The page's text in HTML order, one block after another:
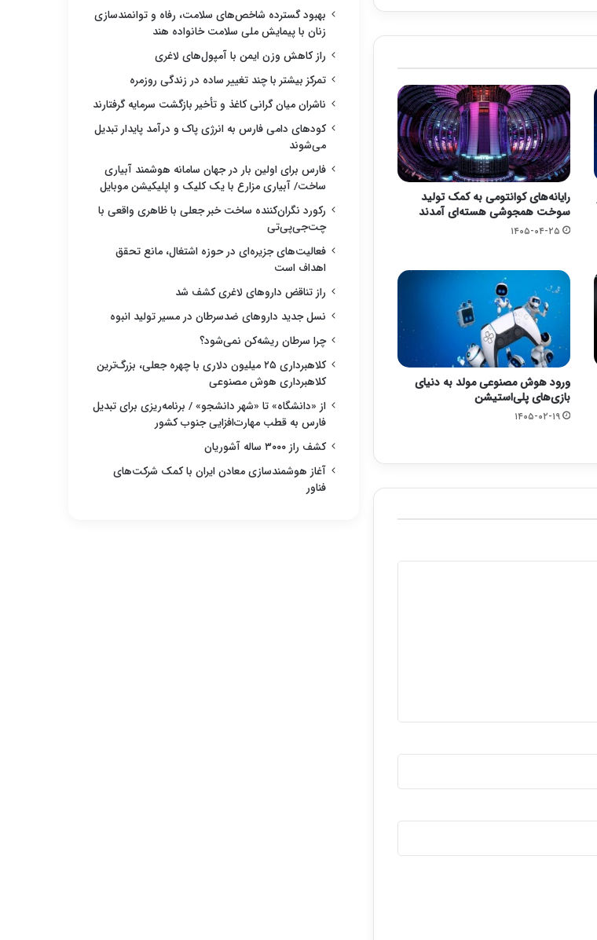
رایانه‌های کوانتومی به کمک تولید
سوخت همجوشی هسته‌ای آمدند
۱۴۰۵-۰۴-۲۵
ورود هوش مصنوعی مولد به دنیای
بازی‌های پلی‌استیشن
۱۴۰۵-۰۲-۱۹
بهبود گسترده شاخص‌های سلامت، رفاه و توانمندسازی
زنان با پیمایش ملی سلامت خانواده هند
راز کاهش وزن ایمن با آمپول‌های لاغری
تمرکز بیشتر با چند تغییر ساده در زندگی روزمره
ناشران میان گرانی کاغذ و تأخیر بازگشت سرمایه گرفتارند
کودهای دامی فارس به انرژی پاک و درآمد پایدار تبدیل
می‌شوند
فارس برای اولین بار در جهان سامانه هوشمند آبیاری
ساخت/ آبیاری مزارع با یک کلیک و اپلیکیشن موبایل
رکورد نگران‌کننده ساخت خبر جعلی با ظاهری واقعی با
چت‌جی‌پی‌تی
فعالیت‌های جزیره‌ای در حوزه اشتغال، مانع تحقق
اهداف است
راز تناقض داروهای لاغری کشف شد
نسل جدید داروهای ضدسرطان در مسیر تولید انبوه
چرا سرطان ریشه‌کن نمی‌شود؟
کلاهبرداری ۲۵ میلیون دلاری با چهره جعلی، بزرگ‌ترین
کلاهبرداری هوش مصنوعی
از «دانشگاه» تا «شهر دانشجو» / برنامه‌ریزی برای تبدیل
فارس به قطب مهارت‌افزایی جنوب کشور
کشف راز ۳۰۰۰ ساله آشوریان
آغاز هوشمندسازی معادن ایران با کمک شرکت‌های
فناور